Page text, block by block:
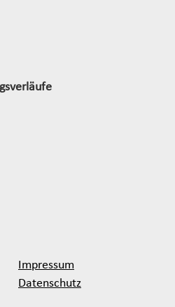
Impressum
Datenschutz